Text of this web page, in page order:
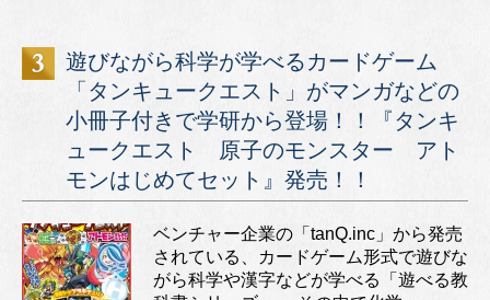
遊びながら科学が学べるカードゲーム
「タンキュークエスト」がマンガなどの
小冊子付きで学研から登場！！『タンキ
ュークエスト 原子のモンスター アト
モンはじめてセット』発売！！
ベンチャー企業の「tanQ.inc」から発売
されている、カードゲーム形式で遊びな
がら科学や漢字などが学べる「遊べる教